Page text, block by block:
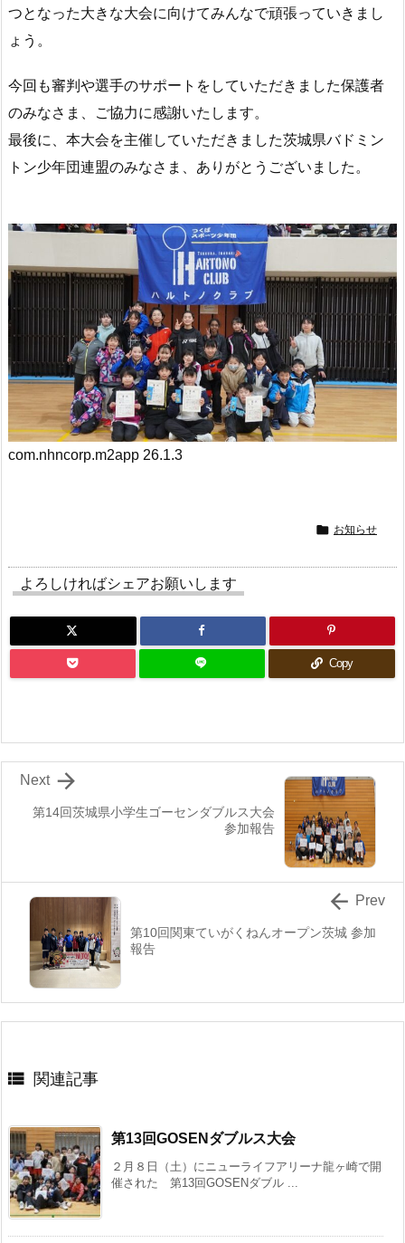
つとなった大きな大会に向けてみんなで頑張っていきまし
ょう。
今回も審判や選手のサポートをしていただきました保護者
のみなさま、ご協力に感謝いたします。
最後に、本大会を主催していただきました茨城県バドミン
トン少年団連盟のみなさま、ありがとうございました。
com.nhncorp.m2app 26.1.3
 お知らせ
よろしければシェアお願いします
Copy
第14回茨城県小学生ゴーセンダブルス大会
参加報告

Next
第10回関東ていがくねんオープン茨城 参加
報告
 Prev
 関連記事
第13回GOSENダブルス大会
２月８日（土）にニューライフアリーナ龍ヶ崎で開
催された 第13回GOSENダブル ...